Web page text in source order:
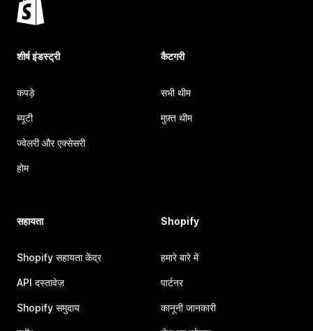
शीर्ष इंडस्ट्री
कपड़े
ब्यूटी
ज्वेलरी और एक्सेसरी
होम
कैटगरी
सभी थीम
मुफ़्त थीम
सहायता
Shopify सहायता केंद्र
API दस्तावेज़
Shopify समुदाय
Shopify
हमारे बारे में
पार्टनर
कानूनी जानकारी